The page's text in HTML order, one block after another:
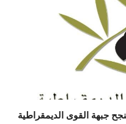
جبهة القوى الديمقراطية